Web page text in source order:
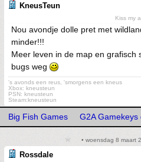
KneusTeun
Kiss my
Nou avondje dolle pret met
minder!!!
Meer leven in de map en grafisch
bugs weg
's avonds een reus, 'smorgens een kneus
Xbox: kneusteun
PSN: kneusteun
Steam:kneusteun
Big Fish Games G2A
• woensdag 8 maart
Rossdale